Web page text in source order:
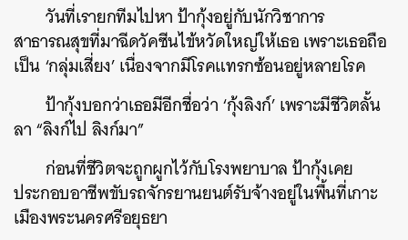
วันที่เรายกทีมไปหา ป้ากุ้งอยู่กับนักวิชาการ
สาธารณสุขที่มาฉีดวัคซีนไข้หวัดใหญ่ให้เธอ เพราะเธอถือ
เป็น ‘กลุ่มเสี่ยง’ เนื่องจากมีโรคแทรกซ้อนอยู่หลายโรค
ป้ากุ้งบอกว่าเธอมีอีกชื่อว่า ‘กุ้งลิงก์’ เพราะมีชีวิตลั้น
ลา “ลิงก์ไป ลิงก์มา”
ก่อนที่ชีวิตจะถูกผูกไว้กับโรงพยาบาล ป้ากุ้งเคย
ประกอบอาชีพขับรถจักรยานยนต์รับจ้างอยู่ในพื้นที่เกาะ
เมืองพระนครศรีอยุธยา